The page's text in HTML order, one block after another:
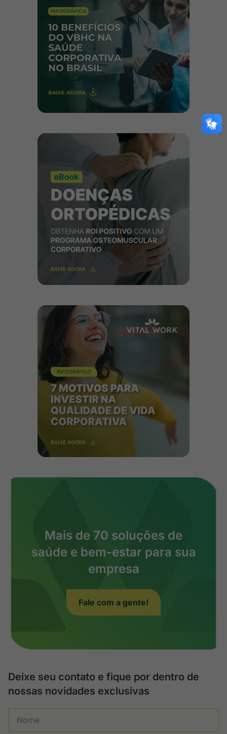
Mais de 70 soluções de
saúde e bem-estar para sua
empresa
Fale com a gente!
Deixe seu contato e fique por dentro de
nossas novidades exclusivas